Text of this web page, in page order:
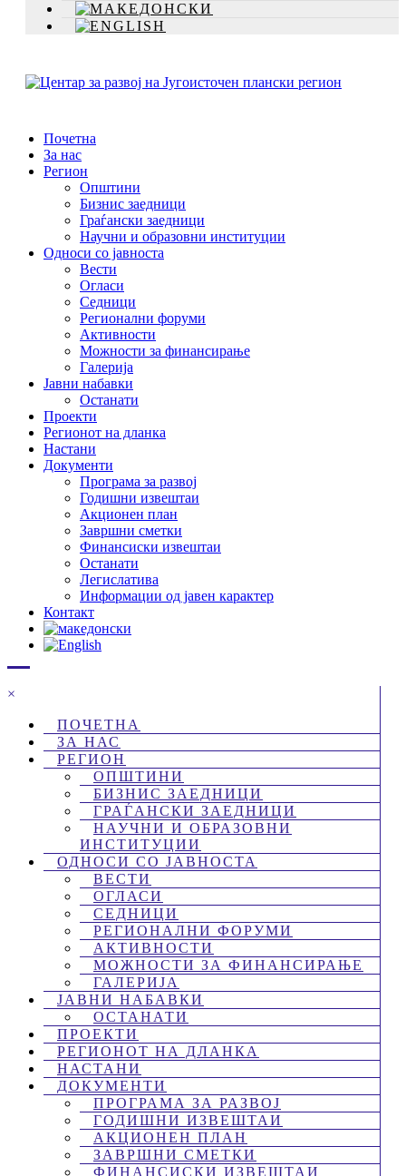
Почетна
За нас
Регион
Општини
Бизнис заедници
Граѓански заедници
Научни и образовни институции
Односи со јавноста
Вести
Огласи
Седници
Регионални форуми
Активности
Можности за финансирање
Галерија
Јавни набавки
Останати
Проекти
Регионот на дланка
Настани
Документи
Програма за развој
Годишни извештаи
Акционен план
Завршни сметки
Финансиски извештаи
Останати
Легислатива
Информации од јавен карактер
Контакт
×
ПОЧЕТНА
ЗА НАС
РЕГИОН
ОПШТИНИ
БИЗНИС ЗАЕДНИЦИ
ГРАЃАНСКИ ЗАЕДНИЦИ
НАУЧНИ И ОБРАЗОВНИ
ИНСТИТУЦИИ
ОДНОСИ СО ЈАВНОСТА
ВЕСТИ
ОГЛАСИ
СЕДНИЦИ
РЕГИОНАЛНИ ФОРУМИ
АКТИВНОСТИ
МОЖНОСТИ ЗА ФИНАНСИРАЊЕ
ГАЛЕРИЈА
ЈАВНИ НАБАВКИ
ОСТАНАТИ
ПРОЕКТИ
РЕГИОНОТ НА ДЛАНКА
НАСТАНИ
ДОКУМЕНТИ
ПРОГРАМА ЗА РАЗВОЈ
ГОДИШНИ ИЗВЕШТАИ
АКЦИОНЕН ПЛАН
ЗАВРШНИ СМЕТКИ
ФИНАНСИСКИ ИЗВЕШТАИ